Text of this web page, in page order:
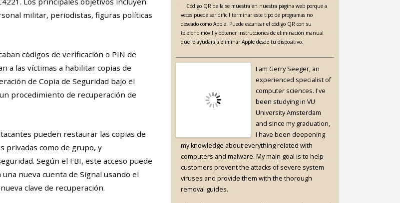
militar, periodistas, figuras políticas
códigos de verificación o PIN de
a las víctimas a habilitar copias de
de Copia de Seguridad bajo el
procedimiento de recuperación de
pueden restaurar las copias de
privadas como de grupo, y
Según el FBI, este acceso puede
nueva cuenta de Signal usando el
clave de recuperación.
Código QR de la se muestra en nuestra página web porque a
veces puede ser difícil terminar este tipo de programas no
deseado como Apple. Puede escanear el código QR con su
teléfono móvil y obtener instrucciones de eliminación manual
que le ayudará a eliminar Apple desde tu dispositivo.
I am Gerry Seeger, an
experienced specialist of
computer sciences. I've
been studying in VU
University Amsterdam
and since my graduation,
I have been deepening
my knowledge about everything related with
computers and malware. My main goal is to help
customers prevent the attacks of severe system
viruses and provide them with the thorough
removal guides.